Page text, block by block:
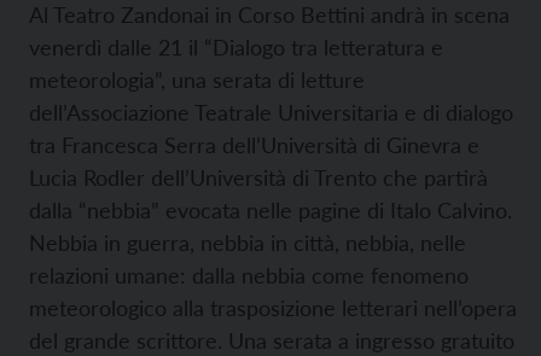
Al Teatro Zandonai in Corso Bettini andrà in scena
venerdì dalle 21 il “Dialogo tra letteratura e
meteorologia”, una serata di letture
dell’Associazione Teatrale Universitaria e di dialogo
tra Francesca Serra dell’Università di Ginevra e
Lucia Rodler dell’Università di Trento che partirà
dalla “nebbia” evocata nelle pagine di Italo Calvino.
Nebbia in guerra, nebbia in città, nebbia, nelle
relazioni umane: dalla nebbia come fenomeno
meteorologico alla trasposizione letterari nell’opera
del grande scrittore. Una serata a ingresso gratuito